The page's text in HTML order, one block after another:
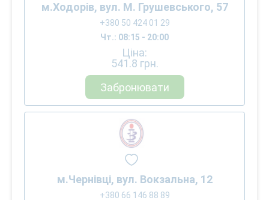
м.Ходорів, вул. М. Грушевського, 57
+380 50 424 01 29
Чт.: 08:15 - 20:00
Ціна:
541.8 грн.
Забронювати
м.Чернівці, вул. Вокзальна, 12
+380 66 146 88 89